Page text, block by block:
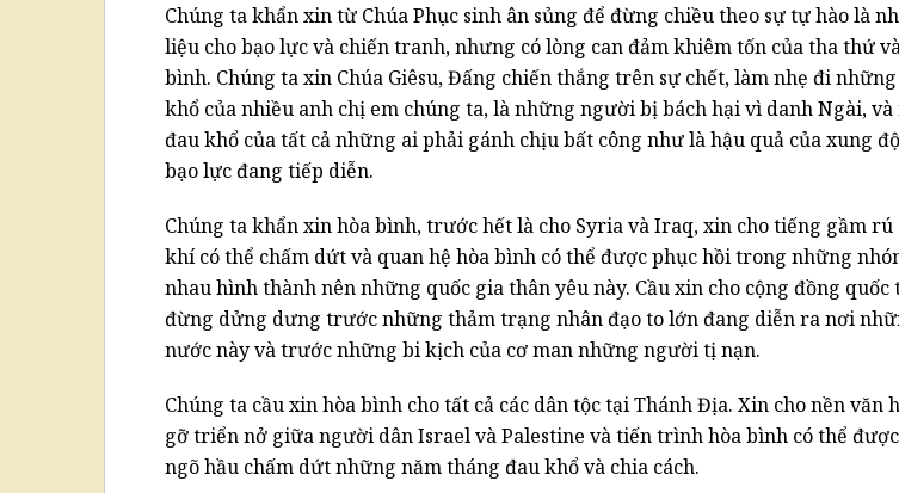
Chúng ta khẩn xin từ Chúa Phục sinh ân sủng để đừng chiều theo sự tự hào là
liệu cho bạo lực và chiến tranh, nhưng có lòng can đảm khiêm tốn của tha thứ
bình. Chúng ta xin Chúa Giêsu, Đấng chiến thắng trên sự chết, làm nhẹ đi
khổ của nhiều anh chị em chúng ta, là những người bị bách hại vì danh Ngài,
đau khổ của tất cả những ai phải gánh chịu bất công như là hậu quả của xung
bạo lực đang tiếp diễn.
Chúng ta khẩn xin hòa bình, trước hết là cho Syria và Iraq, xin cho tiếng gầm rú
khí có thể chấm dứt và quan hệ hòa bình có thể được phục hồi trong những
nhau hình thành nên những quốc gia thân yêu này. Cầu xin cho cộng đồng quốc
đừng dửng dưng trước những thảm trạng nhân đạo to lớn đang diễn ra nơi
nước này và trước những bi kịch của cơ man những người tị nạn.
Chúng ta cầu xin hòa bình cho tất cả các dân tộc tại Thánh Địa. Xin cho nền văn
gỡ triển nở giữa người dân Israel và Palestine và tiến trình hòa bình có thể
ngõ hầu chấm dứt những năm tháng đau khổ và chia cách.